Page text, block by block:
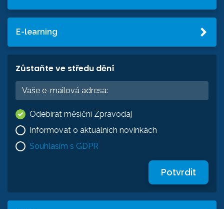
E-learning
Zůstaňte ve středu dění
Odebírat měsíční Zpravodaj
Informovat o aktuálních novinkách
Souhlasím s GDPR
Potvrdit